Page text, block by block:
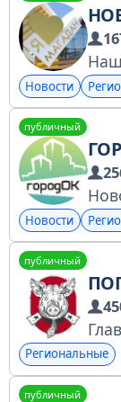
Новости
публичный
Новости
публичный
Региональные
публичный